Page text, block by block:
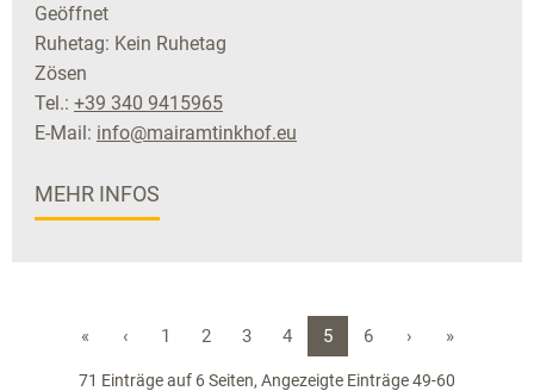
Geöffnet
Ruhetag: Kein Ruhetag
Zösen
Tel.: +39 340 9415965
E-Mail: info@mairamtinkhof.eu
MEHR INFOS
« ‹ 1 2 3 4 5 6 › »
71 Einträge auf 6 Seiten, Angezeigte Einträge 49-60